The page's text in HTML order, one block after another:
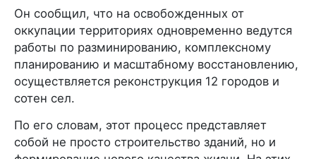
Он сообщил, что на освобожденных от
оккупации территориях одновременно ведутся
работы по разминированию, комплексному
планированию и масштабному восстановлению,
осуществляется реконструкция 12 городов и
сотен сел.
По его словам, этот процесс представляет
собой не просто строительство зданий, но и